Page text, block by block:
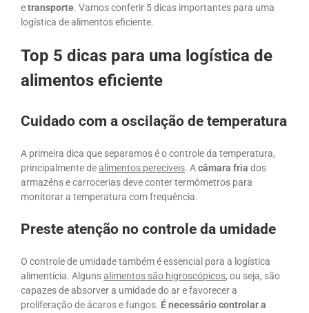
etransporte. Vamos conferir 5 dicas importantes para uma
logística de alimentos eficiente.
Top 5 dicas para uma logística de
alimentos eficiente
Cuidado com a oscilação de temperatura
A primeira dica que separamos é o controle da temperatura,
principalmente dealimentos perecíveis. Acâmara fria dos
armazéns e carrocerias deve conter termômetros para
monitorar a temperatura com frequência.
Preste atenção no controle da umidade
O controle de umidade também é essencial para a logística
alimentícia. Algunsalimentos são higroscópicos, ou seja, são
capazes de absorver a umidade do ar e favorecer a
proliferação de ácaros e fungos. É necessário controlar a